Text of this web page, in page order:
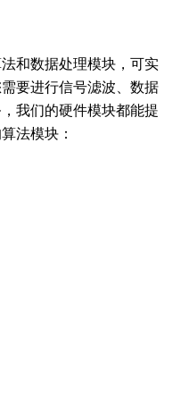
和数据处理模块，可实
要进行信号滤波、数据
我们的硬件模块都能提
法模块：